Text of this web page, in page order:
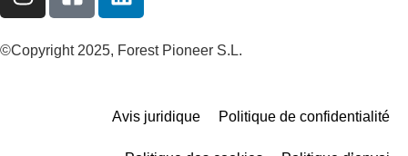
©Copyright 2025, Forest Pioneer S.L.
Avis juridique Politique de confidentialité